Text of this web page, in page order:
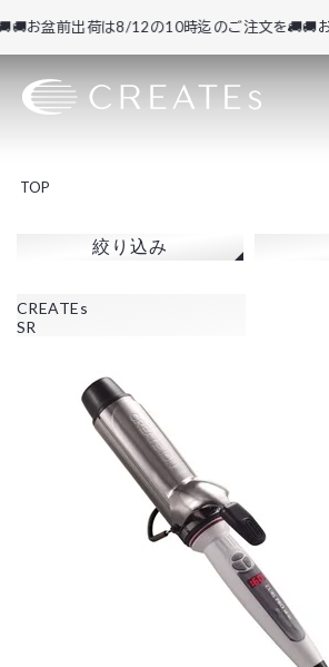
お盆前出荷は8/12の10時迄のご注文を🚚🚚お
TOP
絞り込み
CREATEs
SR